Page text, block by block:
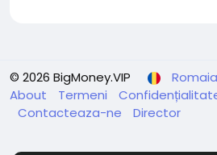
© 2026 BigMoney.VIP
About
Termeni
Contacteaza-ne
Director